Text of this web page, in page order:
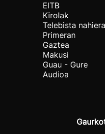
EITB
Kirolak
Telebista
Primeran
Gaztea
Makusi
Guau - Gure
Audioa